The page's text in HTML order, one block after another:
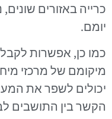
כרייה באזורים
יומם.
כמו כן, אפשרות
מיקומם של מרכזי
יכולים לשפר את
הקשר בין התושבים